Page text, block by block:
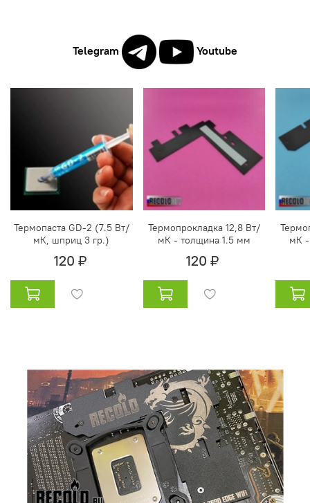
Telegram Youtube
Термопаста GD-2 (7.5 Вт/
мК, шприц 3 гр.)
120 ₽
Термопрокладка 12,8 Вт/
мК - толщина 1.5 мм
120 ₽
мК